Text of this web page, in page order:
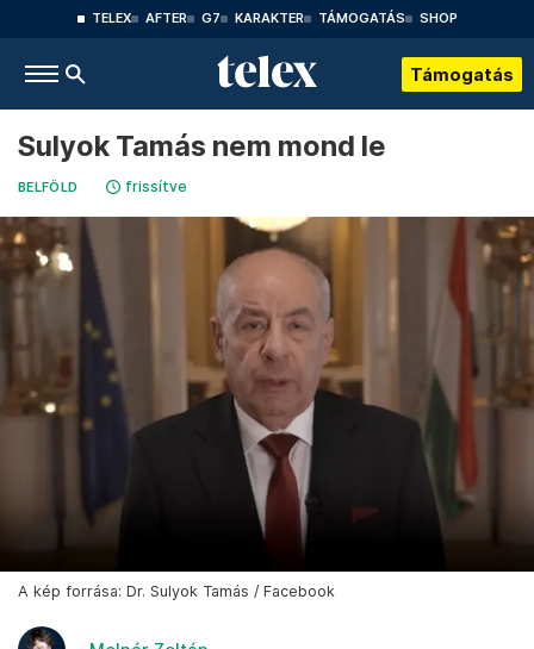
TELEX AFTER G7 KARAKTER TÁMOGATÁS SHOP
Támogatás
Sulyok Tamás nem mond le
BELFÖLD frissítve
A kép forrása: Dr. Sulyok Tamás / Facebook